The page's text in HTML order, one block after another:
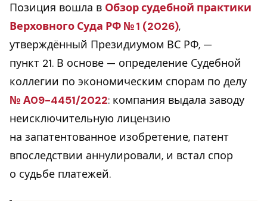
Позиция вошла в Обзор судебной практики
Верховного Суда РФ № 1 (2026),
утверждённый Президиумом ВС РФ, —
пункт 21. В основе — определение Судебной
коллегии по экономическим спорам по делу
№ А09-4451/2022: компания выдала заводу
неисключительную лицензию
на запатентованное изобретение, патент
впоследствии аннулировали, и встал спор
о судьбе платежей.